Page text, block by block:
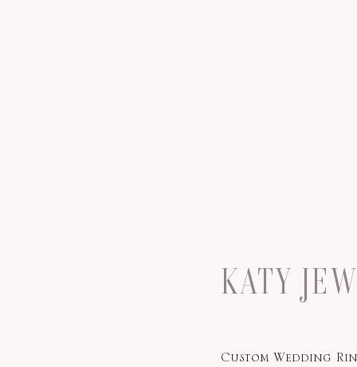
KATY
Custom Wedding